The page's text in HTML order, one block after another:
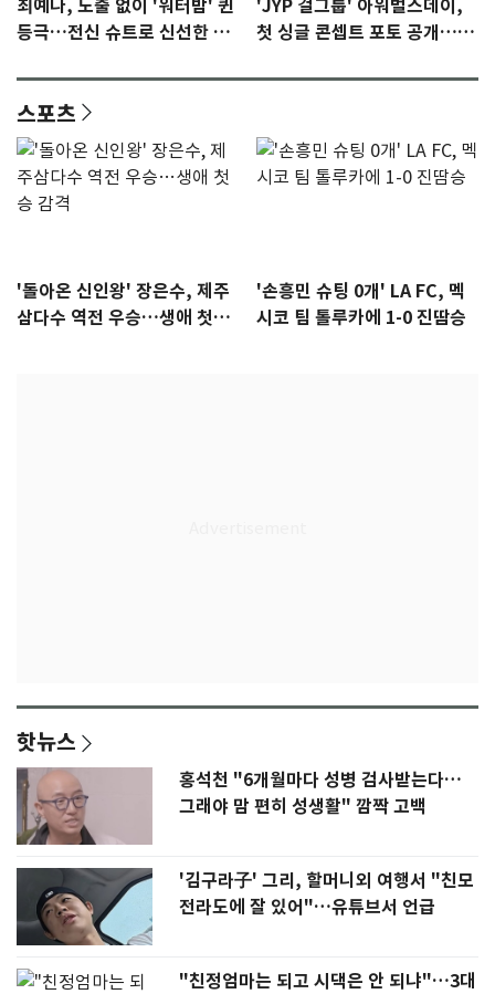
최예나, 노출 없이 '워터밤' 퀸
등극…전신 슈트로 신선한 충
'JYP 걸그룹' 아워벌스데이,
첫 싱글 콘셉트 포토 공개…청
스포츠
'돌아온 신인왕' 장은수, 제주
삼다수 역전 우승…생애 첫승
'손흥민 슈팅 0개' LA FC, 멕
시코 팀 톨루카에 1-0 진땀승
핫뉴스
홍석천 "6개월마다 성병 검사받는다…
그래야 맘 편히 성생활" 깜짝 고백
'김구라子' 그리, 할머니외 여행서 "친모
전라도에 잘 있어"…유튜브서 언급
"친정엄마는 되고 시댁은 안 되냐"…3대